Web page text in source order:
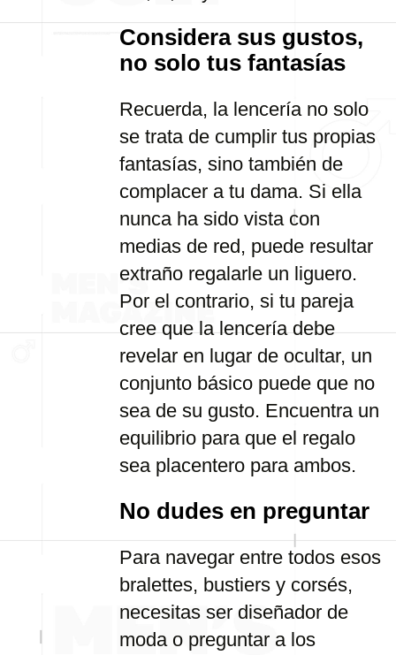
Considera sus gustos,
no solo tus fantasías
Recuerda, la lencería no solo
se trata de cumplir tus propias
fantasías, sino también de
complacer a tu dama. Si ella
nunca ha sido vista con
medias de red, puede resultar
extraño regalarle un liguero.
Por el contrario, si tu pareja
cree que la lencería debe
revelar en lugar de ocultar, un
conjunto básico puede que no
sea de su gusto. Encuentra un
equilibrio para que el regalo
sea placentero para ambos.
No dudes en preguntar
Para navegar entre todos esos
bralettes, bustiers y corsés,
necesitas ser diseñador de
moda o preguntar a los